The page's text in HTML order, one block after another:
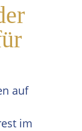
auf
im